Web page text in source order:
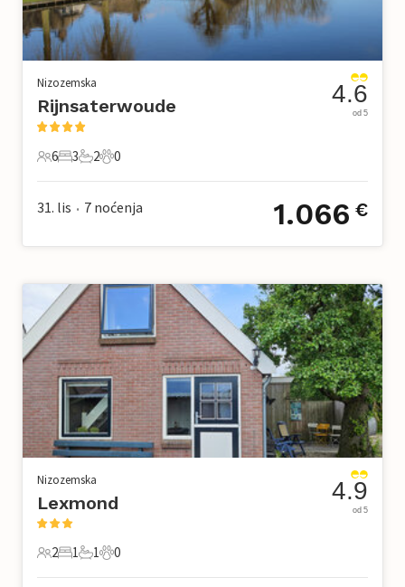
Nizozemska
Rijnsaterwoude
6 Gosti
6
3 Spavaće sobe
3
2 Kupaonice
2
0 Kućni ljubimac
0
4.6
od 5
31. lis • 7 noćenja 1.066 €
Nizozemska
Lexmond
2 Gosti
2
1 Spavaća soba
1
1 Kupaonica
1
0 Kućni ljubimac
0
4.9
od 5